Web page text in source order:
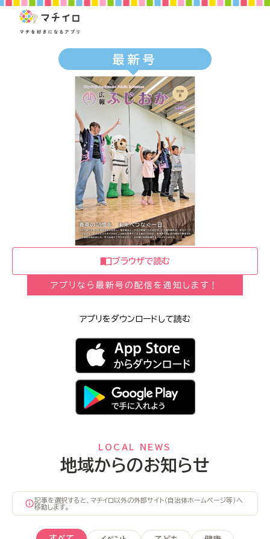
最新号
ブラウザで読む
アプリなら最新号の配信を通知します！
アプリをダウンロードして読む
LOCAL NEWS
地域からのお知らせ
記事を選択すると、マチイロ以外の外部サイト（自治体ホームページ等）へ
移動します。